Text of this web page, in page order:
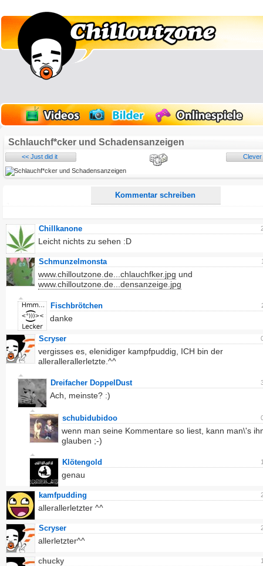
Schlauchf*cker und Schadensanzeigen
<< Just did it
Kommentar schreiben
Name:
E-Mail-Adresse (optional):
Kommentar:
Alle HTML-Tags außer <br>, <strike> und <i> werden aus Deinem Kommentar entfernt.
Ich möchte eine E-Mail, wenn auf dieser Seite weitere Kommentare erscheinen.
Chillkanone
Leicht nichts zu sehen :D
Schmunzelmonsta
www.chilloutzone.de...chlauchfker.jpg und
www.chilloutzone.de...densanzeige.jpg
Fischbrötchen
danke
Scryser
vergisses es, elenidiger kampfpuddig, ICH bin der
allerallerallerletzte.^^
Dreifacher DoppelDust
Ach, meinste? :)
schubidubidoo
wenn man seine Kommentare so liest, kann man\'s
glauben ;-)
Klötengold
genau
kamfpudding
allerallerletzter ^^
Scryser
allerletzter^^
chucky